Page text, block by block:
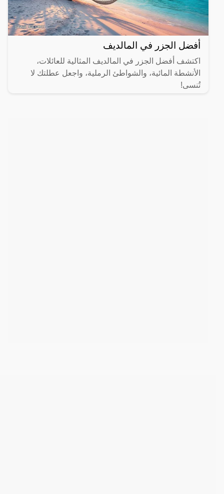
أفضل الجزر في المالديف
اكتشف أفضل الجزر في المالديف المثالية للعائلات،
الأنشطة المائية، والشواطئ الرملية، واجعل عطلتك لا
تُنسى!